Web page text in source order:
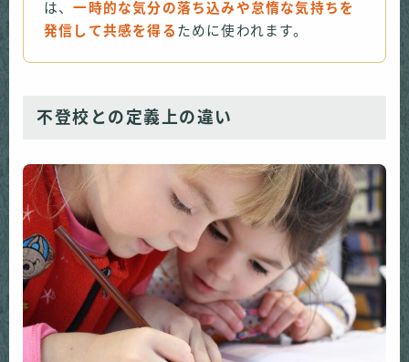
は、一時的な気分の落ち込みや怠惰な気持ちを
発信して共感を得る ために使われます。
不登校との定義上の違い